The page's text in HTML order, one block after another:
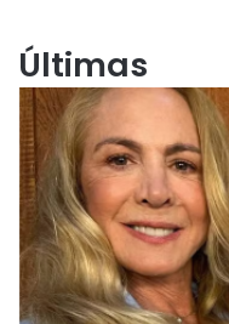
Últimas